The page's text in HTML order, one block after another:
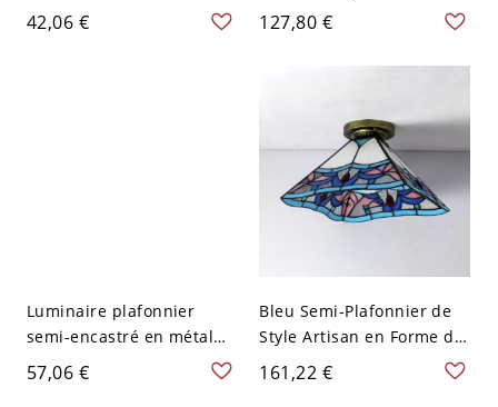
de designer Blue Sphere
42,06 €
jour en coquillage à
127,80 €
Luminaire plafonnier
semi-encastré en métal
bleu de style industriel
avec baril et support en
57,06 €
Bleu Semi-Plafonnier de
Style Artisan en Forme de
Pyramide en Vitrail à 1
Ampoule Luminaire
161,22 €